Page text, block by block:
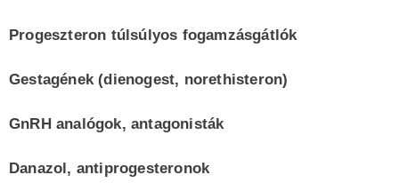
Progeszteron túlsúlyos fogamzásgátlók
Gestagének (dienogest, norethisteron)
GnRH analógok, antagonisták
Danazol, antiprogesteronok